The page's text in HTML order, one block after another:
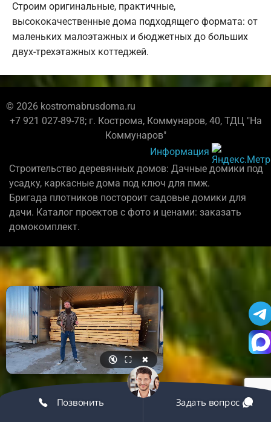
Строим оригинальные, практичные,
высококачественные дома подходящего формата: от
маленьких малоэтажных и бюджетных до больших
двух-трехэтажных коттеджей.
© 2026 kostromabrusdoma.ru
+7 921 027-89-78; г. Кострома, Коммунаров, 40, ТДЦ "На
Коммунаров"
Информация
Строительство деревянных домов: Дачные домики под
усадку, каркасные дома под ключ для пмж.
Бригада плотников постороит садовые домики для
дачи. Каталог проектов с фото и ценами: заказать
домокомплект.
🔇 ⛶ ✖
Позвонить Задать вопрос